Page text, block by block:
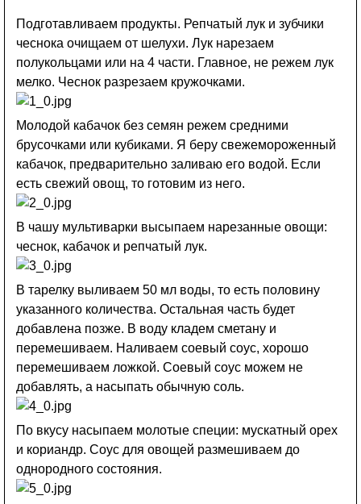
Подготавливаем продукты. Репчатый лук и зубчики
чеснока очищаем от шелухи. Лук нарезаем
полукольцами или на 4 части. Главное, не режем лук
мелко. Чеснок разрезаем кружочками.
Молодой кабачок без семян режем средними
брусочками или кубиками. Я беру свежемороженный
кабачок, предварительно заливаю его водой. Если
есть свежий овощ, то готовим из него.
В чашу мультиварки высыпаем нарезанные овощи:
чеснок, кабачок и репчатый лук.
В тарелку выливаем 50 мл воды, то есть половину
указанного количества. Остальная часть будет
добавлена позже. В воду кладем сметану и
перемешиваем. Наливаем соевый соус, хорошо
перемешиваем ложкой. Соевый соус можем не
добавлять, а насыпать обычную соль.
По вкусу насыпаем молотые специи: мускатный орех
и кориандр. Соус для овощей размешиваем до
однородного состояния.